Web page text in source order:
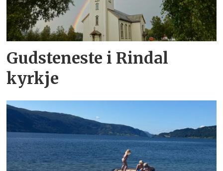
Gudsteneste i Rindal
kyrkje